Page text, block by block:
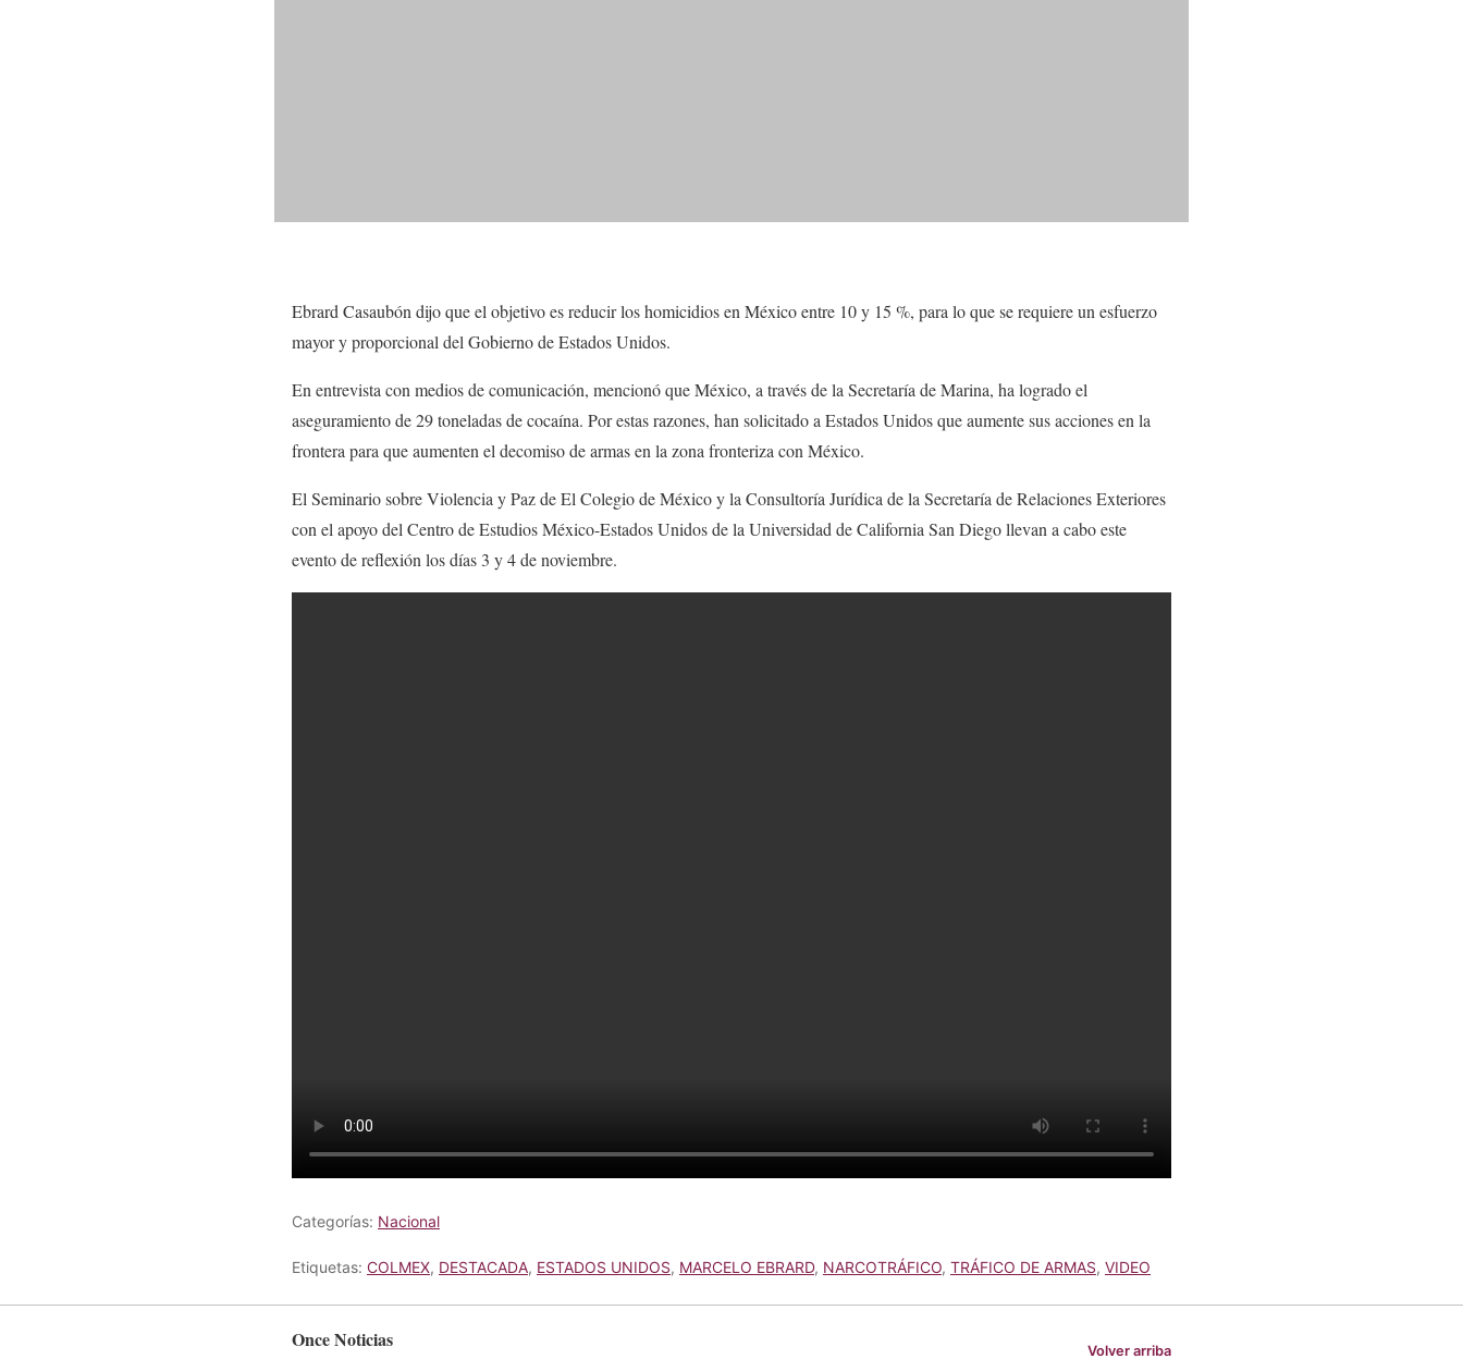
Ebrard Casaubón dijo que el objetivo es reducir los homicidios en México entre 10 y 15 %, para lo que se requiere un esfuerzo
mayor y proporcional del Gobierno de Estados Unidos.
En entrevista con medios de comunicación, mencionó que México, a través de la Secretaría de Marina, ha logrado el
aseguramiento de 29 toneladas de cocaína. Por estas razones, han solicitado a Estados Unidos que aumente sus acciones en la
frontera para que aumenten el decomiso de armas en la zona fronteriza con México.
El Seminario sobre Violencia y Paz de El Colegio de México y la Consultoría Jurídica de la Secretaría de Relaciones Exteriores
con el apoyo del Centro de Estudios México-Estados Unidos de la Universidad de California San Diego llevan a cabo este
evento de reflexión los días 3 y 4 de noviembre.
Categorías: Nacional
Etiquetas: COLMEX, DESTACADA, ESTADOS UNIDOS, MARCELO EBRARD, NARCOTRÁFICO, TRÁFICO DE ARMAS, VIDEO
Once Noticias Volver arriba